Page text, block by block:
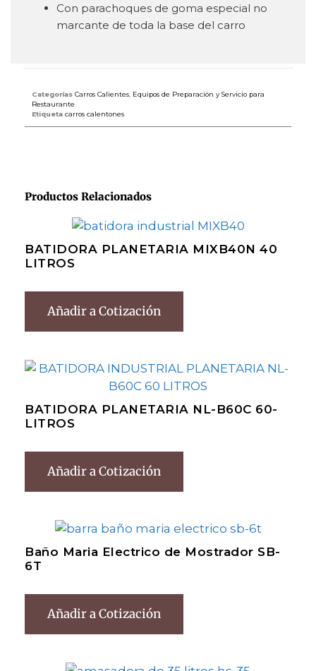
Con parachoques de goma especial no
marcante de toda la base del carro
Categorías Carros Calientes, Equipos de Preparación y Servicio para
Restaurante
Etiqueta carros calentones
Productos Relacionados
BATIDORA PLANETARIA MIXB40N 40
LITROS
Añadir a Cotización
BATIDORA PLANETARIA NL-B60C 60-
LITROS
Añadir a Cotización
Baño Maria Electrico de Mostrador SB-
6T
Añadir a Cotización